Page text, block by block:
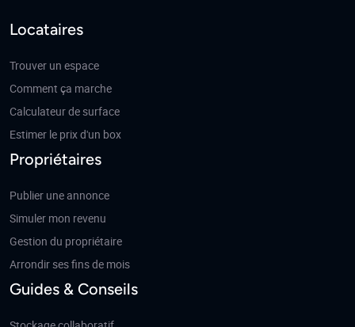
Locataires
Trouver un espace
Comment ça marche
Calculateur de surface
Estimer le prix d'un box
Propriétaires
Publier une annonce
Simuler mon revenu
Gestion du propriétaire
Arrondir ses fins de mois
Guides & Conseils